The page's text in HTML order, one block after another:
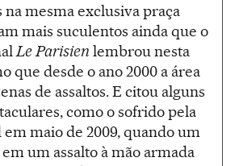
mesma exclusiva praça
mais suculentos ainda que o
Le Parisien lembrou nesta
que desde o ano 2000 a área
de assaltos. E citou alguns
como o sofrido pela
maio de 2009, quando um
um assalto à mão armada